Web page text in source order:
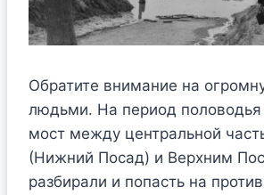
Обратите внимание на
людьми. На период
мост между центральной
(Нижний Посад) и Верхним
разбирали и попасть на